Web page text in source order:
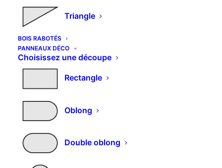
Triangle
BOIS RABOTÉS
PANNEAUX DÉCO
Choisissez une découpe
Rectangle
Oblong
Double oblong
équilibre de la surface Structures de surface
authentiques
Dimensions et découpes spéciales : nous
Selectionnez vos options et
entrez vos mesures
Choisissez l'épaisseur